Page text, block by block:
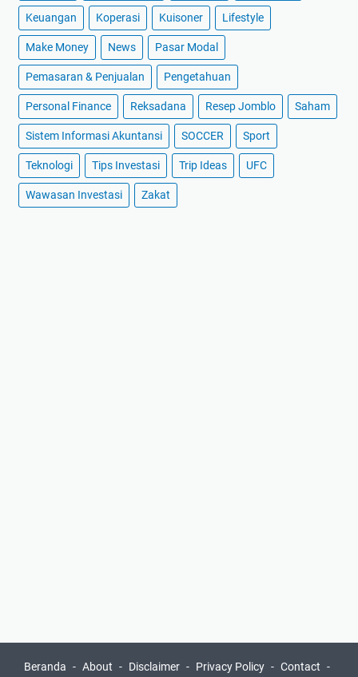
Keuangan Koperasi Kuisoner Lifestyle
Make Money News Pasar Modal
Pemasaran & Penjualan Pengetahuan
Personal Finance Reksadana Resep Jomblo Saham
Sistem Informasi Akuntansi SOCCER Sport
Teknologi Tips Investasi Trip Ideas UFC
Wawasan Investasi Zakat
Beranda About Disclaimer Privacy Policy Contact